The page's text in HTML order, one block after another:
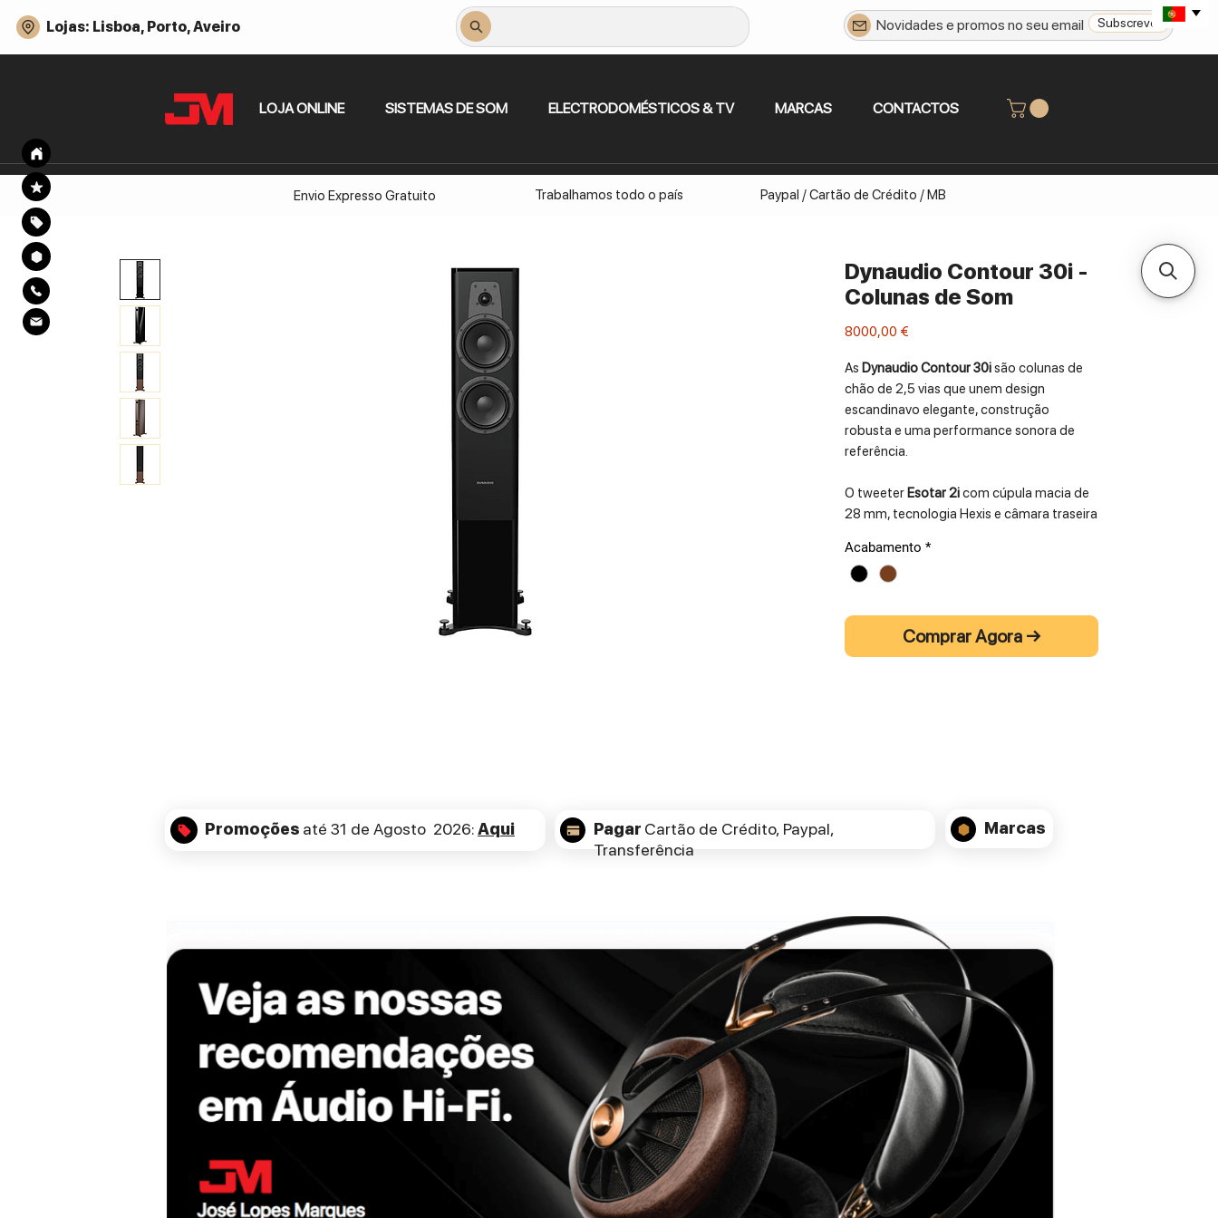
Subscrever
LOJA ONLINE SISTEMAS DE SOM ELECTRODOMÉSTICOS & TV MARCAS CONTACTOS
Lojas: Lisboa, Porto, Aveiro
Envio Expresso Gratuito Trabalhamos todo o país Paypal / Cartão de Crédito / MB
Dynaudio Contour 30i -
Colunas de Som
8000,00 €
As Dynaudio Contour 30isão colunas de
chão de 2,5 vias que unem design
escandinavo elegante, construção
robusta e uma performance sonora de
referência.
O tweeter Esotar 2icom cúpula macia de
28 mm, tecnologia Hexis e câmara traseira
detalhados. Os dois woofers de
MSP
(Magnesium Silicate Polymer), com
aramid spider, oferecem graves firmes e
médios claros, mesmo em volumes
elevados. O crossover simplificado
são colunas versáteis, capazes de
encher salas de médio a grande porte com
ESPECIFICAÇÕES TÉCNICAS:
Type: 2.5-way floorstanding, bass-reflex
loudspeaker
Tweeter: 28 mm Esotar 2i soft dome with
Hexis and enlarged rear chamber
Woofers: 2 × 18 cm MSP with aluminium
voice coil and aramid spider
Frequency Response: 32 Hz – 23 kHz (–3
dB)
Sensitivity: 87 dB (2.83 V / 1 m)
Nominal Impedance: 4 Ω
Power Handling: up to 300 W IEC
Crossover Frequencies: ~300 Hz and 2.2
kHz (2nd order)
Acabamento *
Comprar Agora →
Promoções até 31 de Agosto 2026:Aqui Pagar Cartão de Crédito, Paypal,
Transferência
Marcas